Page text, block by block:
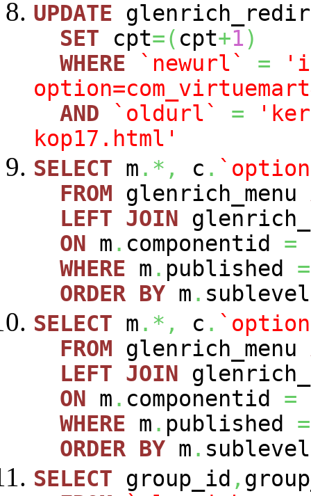
UPDATE
SET cpt=( cpt+1)
WHERE
`newurl` =
AND
`oldurl` =
kop17.html'
SELECT m .*, c .
FROM glenrich_menu
LEFT JOIN
ON m . componentid =
WHERE m . published =
ORDER BY m . sublevel
SELECT m .*, c .
FROM glenrich_menu
LEFT JOIN
ON m . componentid =
WHERE m . published =
ORDER BY m . sublevel
SELECT group_id ,